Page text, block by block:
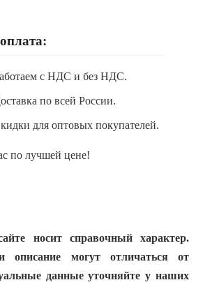
с НДС и без НДС.
по всей России.
для оптовых покупателей.
по лучшей цене!
носит справочный характер.
описание могут отличаться от
данные уточняйте у наших